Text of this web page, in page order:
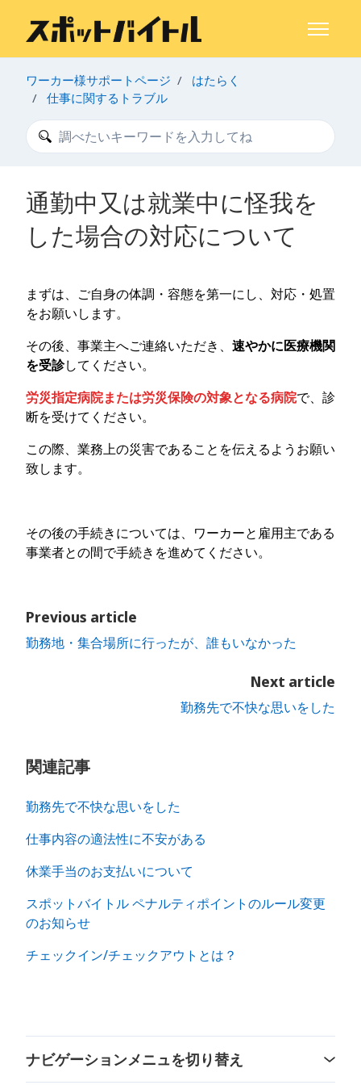
ナビゲ
ワーカー様サポートページ
はたらく
仕事に関するトラブル
検索
通勤中又は就業中に怪我を
した場合の対応について
まずは、ご自身の体調・容態を第一にし、対応・処置
をお願いします。
その後、事業主へご連絡いただき、 速やかに医療機関
を受診してください。
労災指定病院または労災保険の対象となる病院で、診
断を受けてください。
この際、業務上の災害であることを伝えるようお願い
致します。
その後の手続きについては、ワーカーと雇用主である
事業者との間で手続きを進めてください。
Previous article
勤務地・集合場所に行ったが、誰もいなかった
Next article
勤務先で不快な思いをした
関連記事
勤務先で不快な思いをした
仕事内容の適法性に不安がある
休業手当のお支払いについて
スポットバイトル ペナルティポイントのルール変更
のお知らせ
チェックイン/チェックアウトとは？
ナビゲーションメニュを切り替え